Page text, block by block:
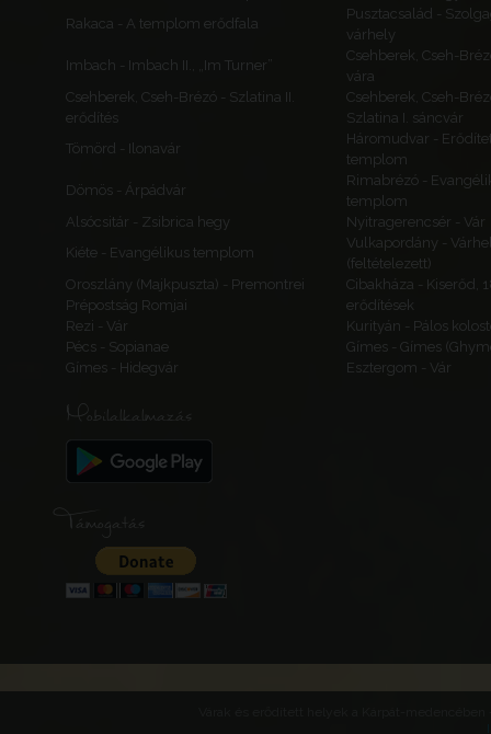
Rakaca - A templom erődfala
Pusztacsalád -
várhely
Imbach - Imbach II., „Im Turner”
Csehberek, Cseh-
vára
Csehberek, Cseh-Brézó - Szlatina II.
erődítés
Csehberek, Cseh-
Szlatina I. sáncvár
Tömörd - Ilonavár
Háromudvar -
templom
Dömös - Árpádvár
Rimabrézó -
templom
Alsócsitár - Zsibrica hegy
Nyitragerencsér - Vár
Kiéte - Evangélikus templom
Vulkapordány -
(feltételezett)
Oroszlány (Majkpuszta) - Premontrei
Prépostság Romjai
Cibakháza - Kiserőd,
erődítések
Rezi - Vár
Kurityán - Pálos
Pécs - Sopianae
Gímes - Gímes
Gímes - Hidegvár
Esztergom - Vár
Mobilalkalmazás
Támogatás